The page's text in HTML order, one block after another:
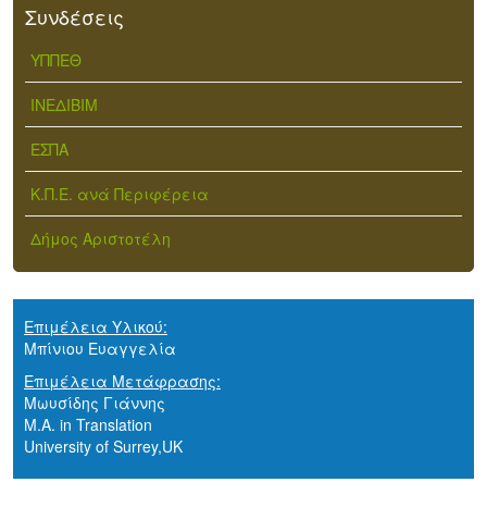
Συνδέσεις
ΥΠΠΕΘ
ΙΝΕΔΙΒΙΜ
ΕΣΠΑ
Κ.Π.Ε. ανά Περιφέρεια
Δήμος Αριστοτέλη
Επιμέλεια Υλικού:
Μπίνιου Ευαγγελία
Επιμέλεια Μετάφρασης:
Μωυσίδης Γιάννης
M.A. in Translation
University of Surrey,UK